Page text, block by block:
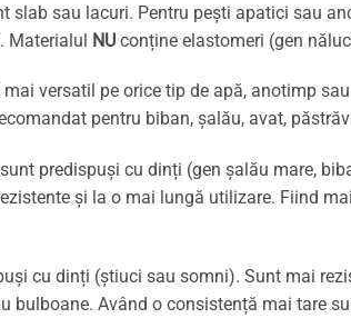
slab sau lacuri. Pentru pești apatici sau
Materialul NU conține elastomeri (gen
versatil pe orice tip de apă, anotimp
pentru biban, șalău, avat,
predispuși cu dinți (gen șalău mare,
și la o mai lungă utilizare. Fiind
cu dinți (știuci sau somni). Sunt mai
bulboane. Având o consistență mai tare